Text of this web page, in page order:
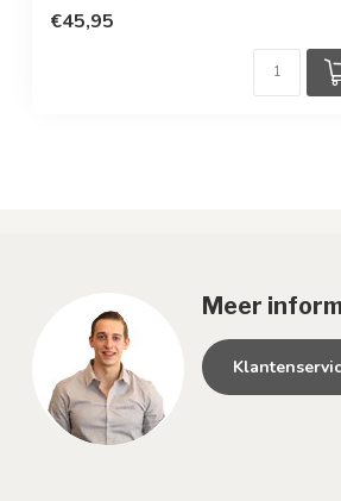
€45,95
Meer